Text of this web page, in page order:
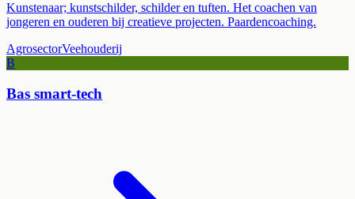
Kunstenaar; kunstschilder, schilder en tuften. Het coachen van
jongeren en ouderen bij creatieve projecten. Paardencoaching.
AgrosectorVeehouderij
B
Bas smart-tech